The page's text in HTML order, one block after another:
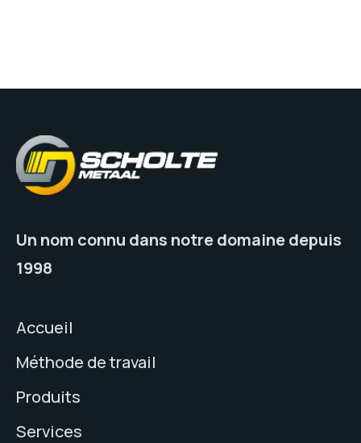
Un nom connu dans notre domaine depuis
1998
Accueil
Méthode de travail
Produits
Services